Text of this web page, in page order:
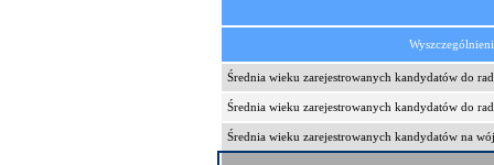
Średnia wieku zarejestrowanych kandydatów do
Średnia wieku zarejestrowanych kandydatów do
Średnia wieku zarejestrowanych kandydatów na